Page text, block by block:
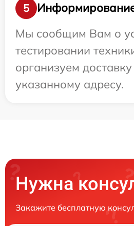
5
Мы сообщим Вам о
тестировании
организуем
указанному адресу.
Нужна
Закажите бесплатную